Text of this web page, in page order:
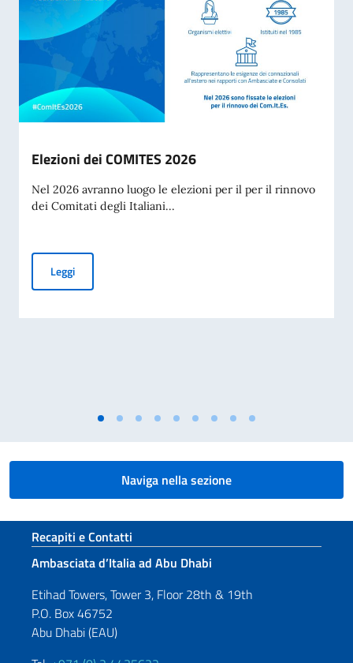
Elezioni dei COMITES 2026
Nel 2026 avranno luogo le elezioni per il per il rinnovo
dei Comitati degli Italiani...
LeggiElezioni dei COMITES 2026
Naviga nella sezione
Sezione footer
Recapiti e Contatti
Ambasciata d’Italia ad Abu Dhabi
Etihad Towers, Tower 3, Floor 28th & 19th
P.O. Box 46752
Abu Dhabi (EAU)